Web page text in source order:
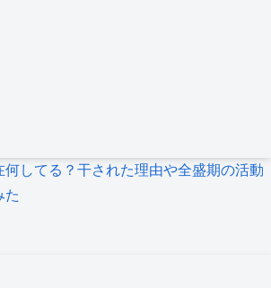
何してる？干された理由や全盛期の活動
た